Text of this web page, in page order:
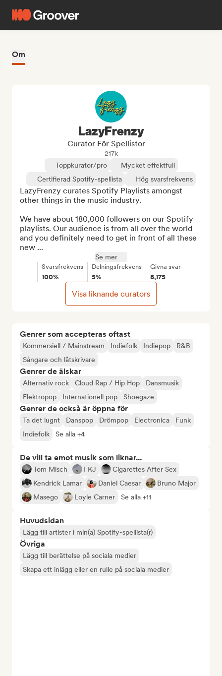
Om
Genrer som accepteras oftast
Kommersiell / Mainstream Indiefolk Indiepop
R&B
Sångare och låtskrivare
Genrer de älskar
Alternativ rock Cloud Rap / Hip Hop
Dansmusik
Elektropop
Internationell pop Shoegaze
Genrer de också är öppna för
Ta det lugnt Danspop Drömpop Electronica
Funk
Indiefolk
Se alla +4
De vill ta emot musik som liknar...
Tom Misch FKJ
Cigarettes After Sex
Kendrick Lamar
Daniel Caesar
Bruno Major
Masego
Loyle Carner Se alla +11
Huvudsidan
Lägg till artister i min(a) Spotify-spellista(r)
Övriga
Lägg till berättelse på sociala medier
Skapa ett inlägg eller en rulle på sociala medier
LazyFrenzy
Curator För Spellistor
217k
Toppkurator/pro
Mycket effektfull
Certifierad Spotify-spellista
Hög svarsfrekvens
LazyFrenzy curates Spotify Playlists amongst
other things in the music industry.
We have about 180,000 followers on our Spotify
playlists. Our audience is from all over the world
and you definitely need to get in front of all these
new ...
Se mer
Svarsfrekvens
100%
Delningsfrekvens
5%
Givna svar
8,175
Visa liknande curators